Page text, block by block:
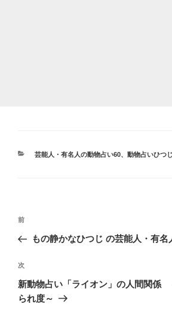
カ
芸能人・有名人の動物占い60、 動物占いひつ
投
ナ
ビ
ゲ
ー
前
の
稿
前
もの静かなひつじ の芸能人・有名
次
の
投
次
新動物占い「ライオン」の人間関係
られ度～